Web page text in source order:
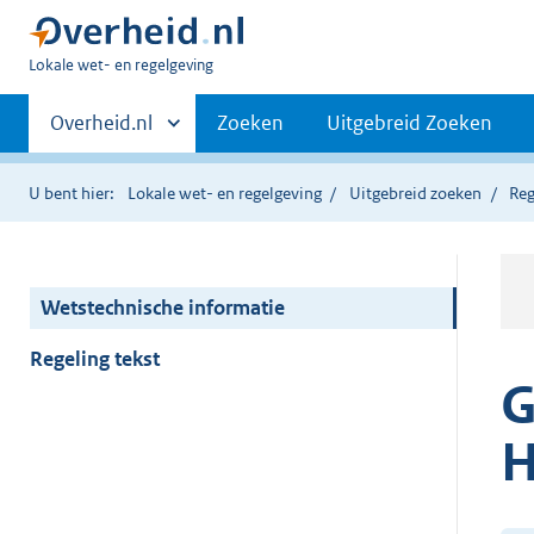
U
hier:
Lokale wet- en regelgeving
Primaire
navigatie
Andere
sites
binnen
Overheid.nl Zoeken Uitgebreid Zoeken
U bent hier: Lokale wet- en regelgeving Uitgebreid zoeken
Wetstechnische informatie
Regeling tekst